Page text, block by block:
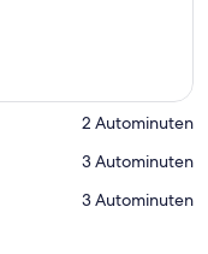
‪2 Autominuten‬
‪3 Autominuten‬
‪3 Autominuten‬